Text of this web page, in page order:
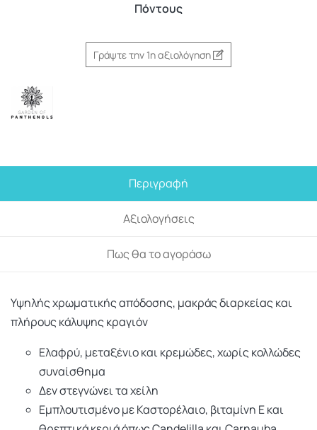
Πόντους
Γράψτε την 1η αξιολόγηση
Περιγραφή
Αξιολογήσεις
Πως θα το αγοράσω
Υψηλής χρωματικής απόδοσης, μακράς διαρκείας και
πλήρους κάλυψης κραγιόν
Ελαφρύ, μεταξένιο και κρεμώδες, χωρίς κολλώδες
συναίσθημα
Δεν στεγνώνει τα χείλη
Εμπλουτισμένο με Καστορέλαιο, βιταμίνη Ε και